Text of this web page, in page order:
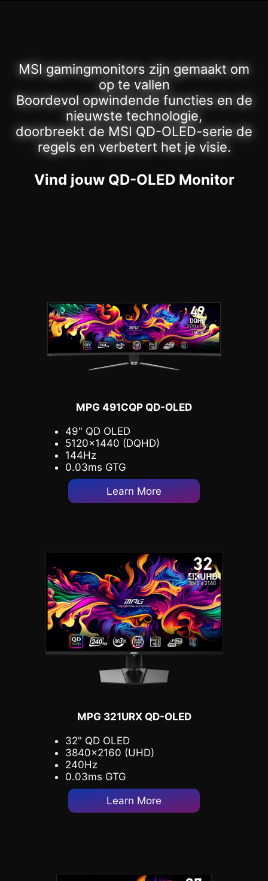
MSI gamingmonitors zijn gemaakt om
op te vallen
Boordevol opwindende functies en de
nieuwste technologie,
doorbreekt de MSI QD-OLED-serie de
regels en verbetert het je visie.
Vind jouw QD-OLED Monitor
MPG 491CQP QD-OLED
49" QD OLED
5120x1440 (DQHD)
144Hz
0.03ms GTG
Learn More
MPG 321URX QD-OLED
32" QD OLED
3840x2160 (UHD)
240Hz
0.03ms GTG
Learn More